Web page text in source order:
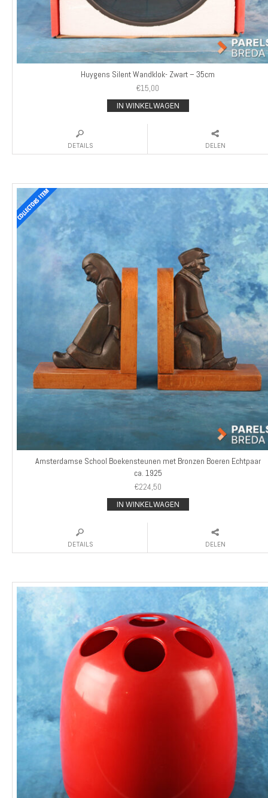
Huygens Silent Wandklok- Zwart – 35cm
€15,00
IN WINKELWAGEN
DETAILS DELEN
Amsterdamse School Boekensteunen met Bronzen Boeren Echtpaar
ca. 1925
€224,50
IN WINKELWAGEN
DETAILS DELEN